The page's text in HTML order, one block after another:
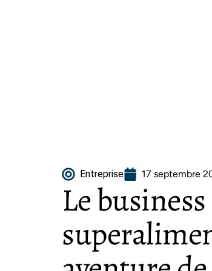
Entreprise 17 septembre
Le